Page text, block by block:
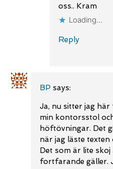
oss.. Kram
Loading...
Reply
BP says:
Ja, nu sitter jag
min kontorsstol
höftövningar. Det
när jag läste
Det som är lite
fortfarande gäller.